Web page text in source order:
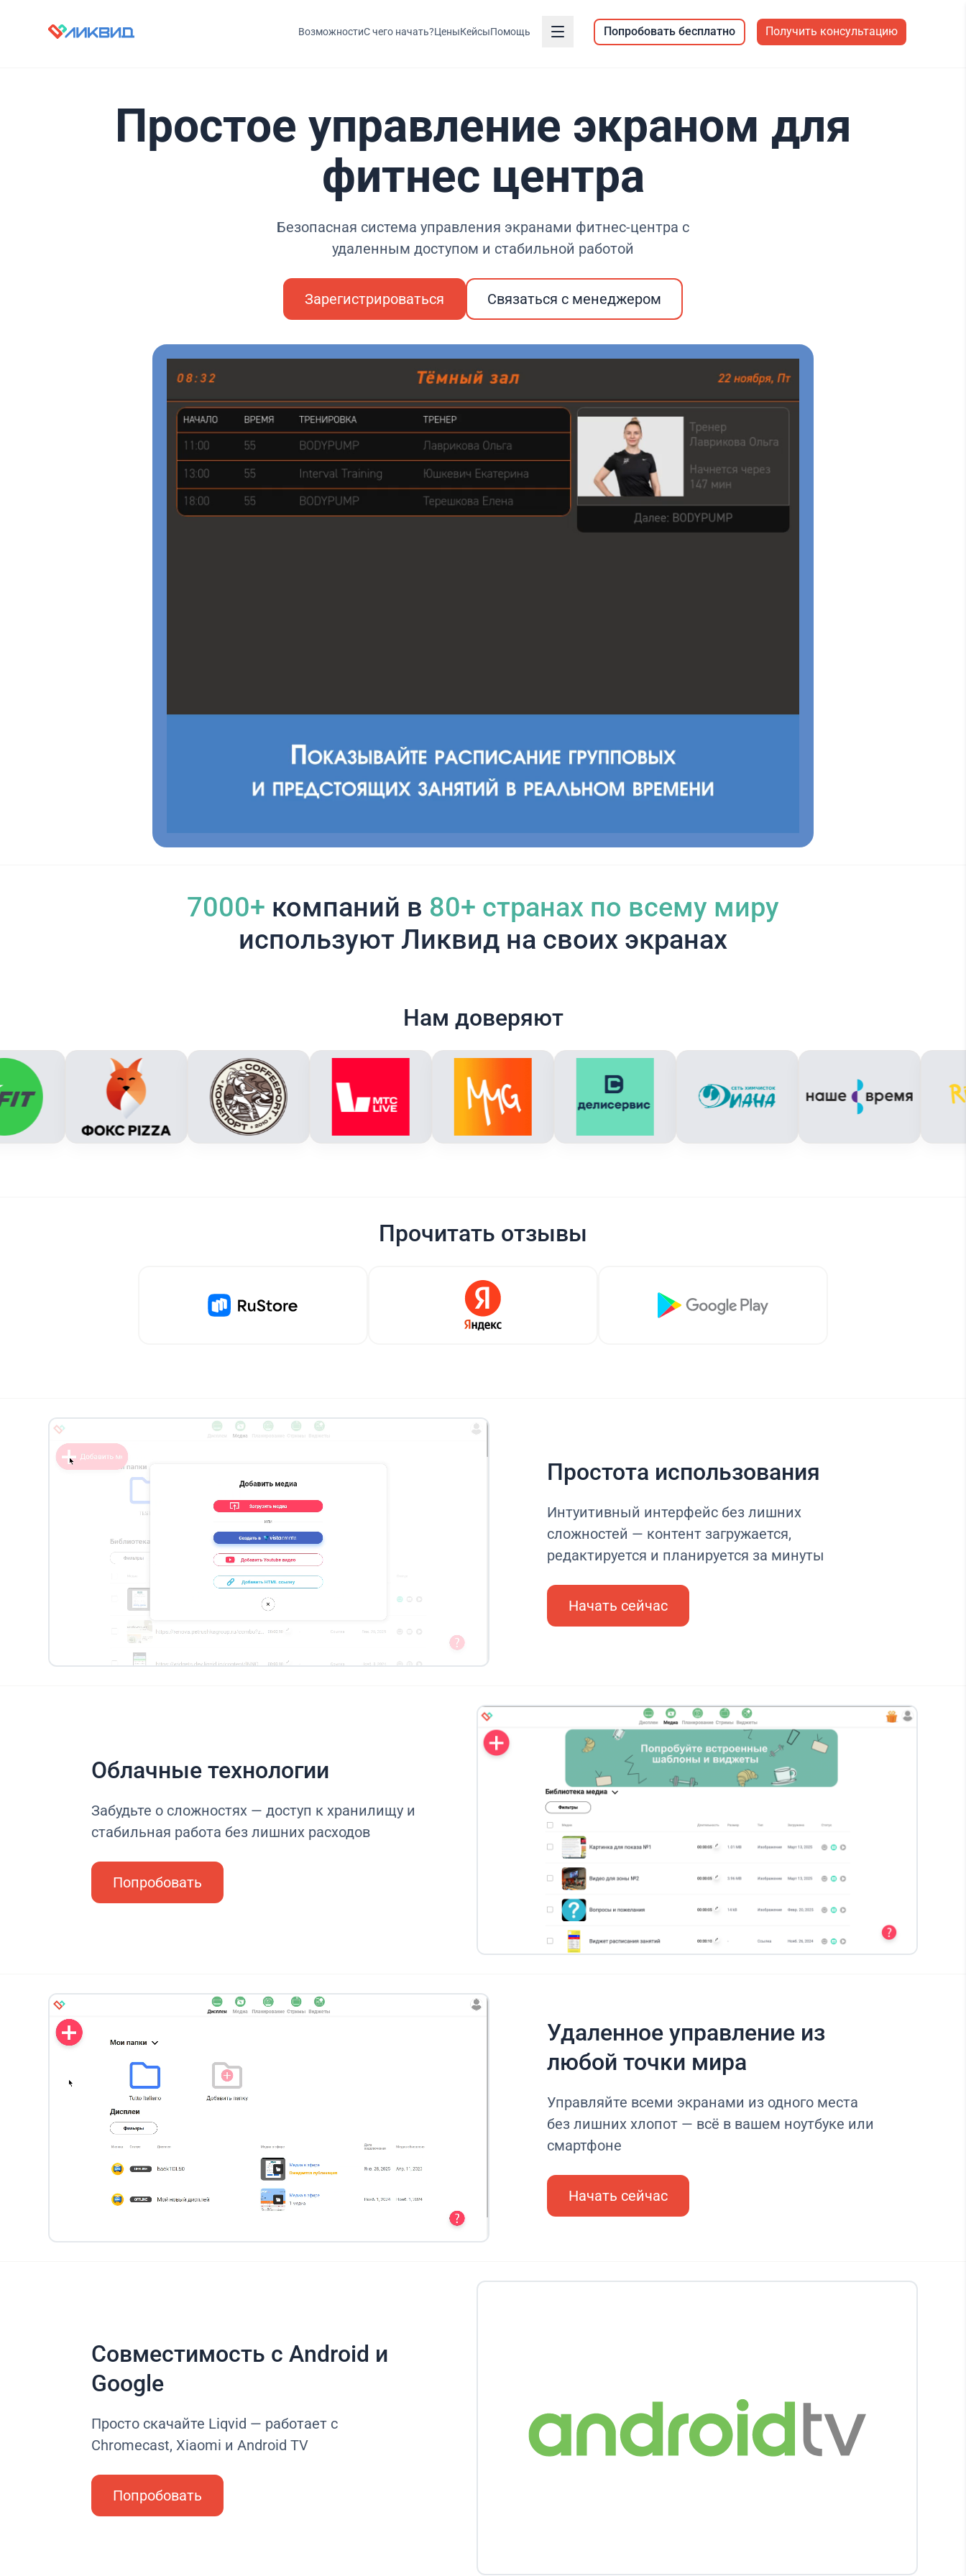
ВозможностиС чего начать?ЦеныКейсыПомощь Попробовать бесплатно Получить консультацию
Простое управление экраном для
фитнес центра
Безопасная система управления экранами фитнес-центра с
удаленным доступом и стабильной работой
Зарегистрироваться Связаться с менеджером
7000+ компаний в 80+ cтранах по всему миру
используют Ликвид на своих экранах
Нам доверяют
Прочитать отзывы
Простота использования
Интуитивный интерфейс без лишних
сложностей — контент загружается,
редактируется и планируется за минуты
Начать сейчас
Облачные технологии
Забудьте о сложностях — доступ к хранилищу и
стабильная работа без лишних расходов
Попробовать
Удаленное управление из
любой точки мира
Управляйте всеми экранами из одного места
без лишних хлопот — всё в вашем ноутбуке или
смартфоне
Начать сейчас
Совместимость с Android и
Google
Просто скачайте Liqvid — работает с
Chromecast, Xiaomi и Android TV
Попробовать